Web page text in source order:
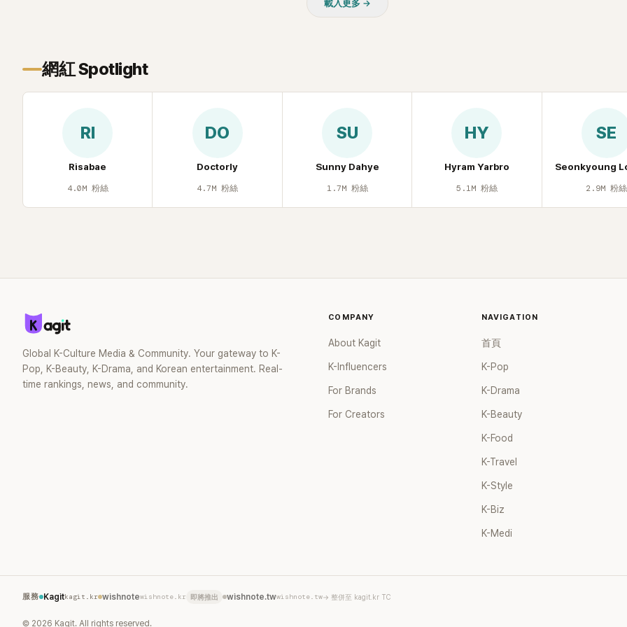
載入更多 →
網紅 Spotlight
RI
Risabae
4.0M 粉絲
DO
Doctorly
4.7M 粉絲
SU
Sunny Dahye
1.7M 粉絲
HY
Hyram Yarbro
5.1M 粉絲
SE
Seonkyoung
2.9M 粉絲
Global K-Culture Media & Community. Your gateway to K-
Pop, K-Beauty, K-Drama, and Korean entertainment. Real-
time rankings, news, and community.
COMPANY
About Kagit
K-Influencers
For Brands
For Creators
NAVIGATION
首頁
K-Pop
K-Drama
K-Beauty
K-Food
K-Travel
K-Style
K-Biz
K-Medi
服務 Kagitkagit.kr wishnotewishnote.kr 即將推出 wishnote.twwishnote.tw→ 整併至 kagit.kr TC
© 2026 Kagit. All rights reserved.